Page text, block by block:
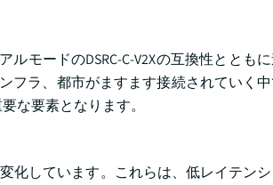
モードのDSRC-C-V2Xの互換性ととも
フラ、都市がますます接続されていく
な要素となります。
化しています。これらは、低レイテン